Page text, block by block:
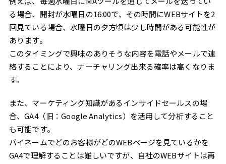
る場合、開封が水曜日の16:00で、その時間にWEBサイトを2
回見ている場合、水曜日の夕方頃は少し時間がある可能性が
あります。
このタイミングで興味のありそうな内容を電話やメールで連
絡することにより、ナーチャリング出来る確率は高くなりま
す。
また、マーケティング知識があるインサイドセールスの場
合、GA4（旧：Google Analytics）を活用して分析すること
も可能です。
バイネームでどのお客様がどのWEBページを見ているかを
GA4で理解することは難しいですが、自社のWEBサイトは再